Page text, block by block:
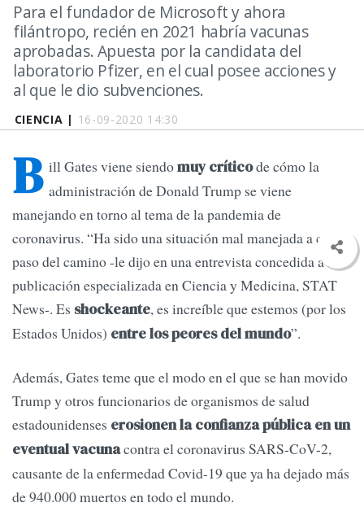
CIENCIA | 16-09-2020 14:30
Para el fundador de Microsoft y ahora
filántropo, recién en 2021 habría vacunas
aprobadas. Apuesta por la candidata del
laboratorio Pfizer, en el cual posee acciones y
al que le dio subvenciones.
B ill Gates viene siendomuy críticode cómo la
administración de Donald Trump se viene
manejando en torno al tema de la pandemia de
coronavirus. “Ha sido una situación mal manejada a cada
paso del camino -le dijo en una entrevista concedida a la
publicación especializada en Ciencia y Medicina, STAT
News-. Es shockeante, es increíble que estemos (por los
Estados Unidos) entre los peores del mundo”.
Además, Gates teme que el modo en el que se han movido
Trump y otros funcionarios de organismos de salud
estadounidenses erosionen la confianza pública en un
eventual vacunacontra el coronavirus SARS-CoV-2,
causante de la enfermedad Covid-19 que ya ha dejado más
de 940.000 muertos en todo el mundo.